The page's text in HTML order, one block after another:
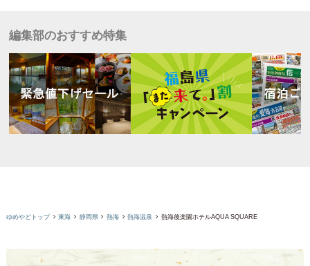
編集部のおすすめ特集
ゆめやどトップ 東海 静岡県 熱海 熱海温泉 熱海後楽園ホテルAQUA SQUARE